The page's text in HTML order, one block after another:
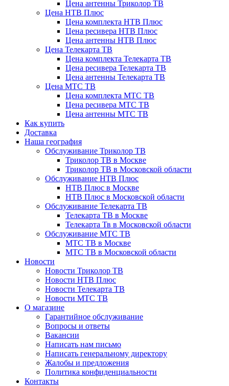
Цена антенны Триколор ТВ
Цена НТВ Плюс
Цена комплекта НТВ Плюс
Цена ресивера НТВ Плюс
Цена антенны НТВ Плюс
Цена Телекарта ТВ
Цена комплекта Телекарта ТВ
Цена ресивера Телекарта ТВ
Цена антенны Телекарта ТВ
Цена МТС ТВ
Цена комплекта МТС ТВ
Цена ресивера МТС ТВ
Цена антенны МТС ТВ
Как купить
Доставка
Наша география
Обслуживание Триколор ТВ
Триколор ТВ в Москве
Триколор ТВ в Московской области
Обслуживание НТВ Плюс
НТВ Плюс в Москве
НТВ Плюс в Московской области
Обслуживание Телекарта ТВ
Телекарта ТВ в Москве
Телекарта Тв в Московской области
Обслуживание МТС ТВ
МТС ТВ в Москве
МТС ТВ в Московской области
Новости
Новости Триколор ТВ
Новости НТВ Плюс
Новости Телекарта ТВ
Новости МТС ТВ
О магазине
Гарантийное обслуживание
Вопросы и ответы
Вакансии
Написать нам письмо
Написать генеральному директору
Жалобы и предложения
Политика конфиденциальности
Контакты